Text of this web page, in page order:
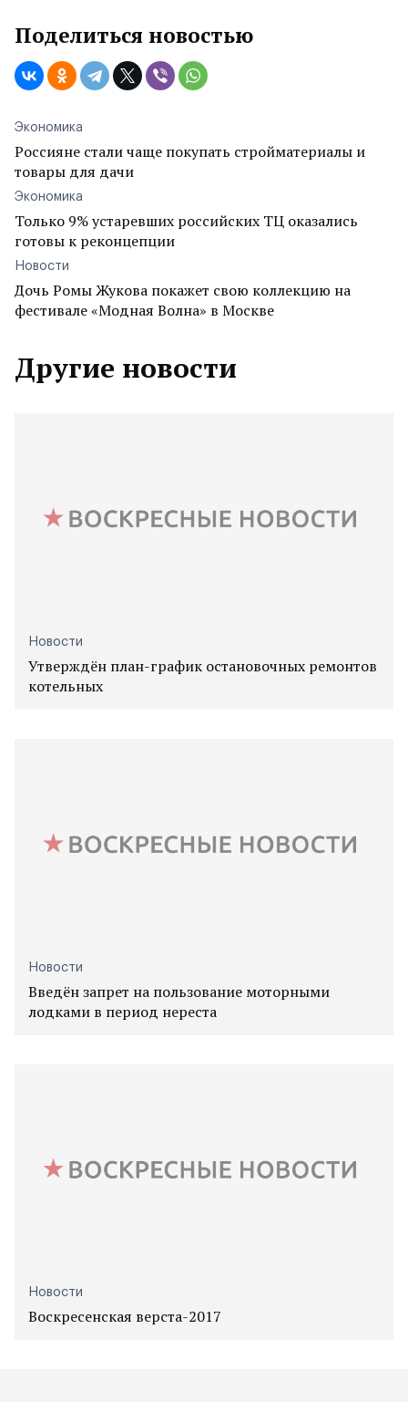
Поделиться новостью
Экономика
Россияне стали чаще покупать стройматериалы и
товары для дачи
Экономика
Только 9% устаревших российских ТЦ оказались
готовы к реконцепции
Новости
Дочь Ромы Жукова покажет свою коллекцию на
фестивале «Модная Волна» в Москве
Другие новости
Новости
Утверждён план-график остановочных ремонтов
котельных
Новости
Введён запрет на пользование моторными
лодками в период нереста
Новости
Воскресенская верста-2017